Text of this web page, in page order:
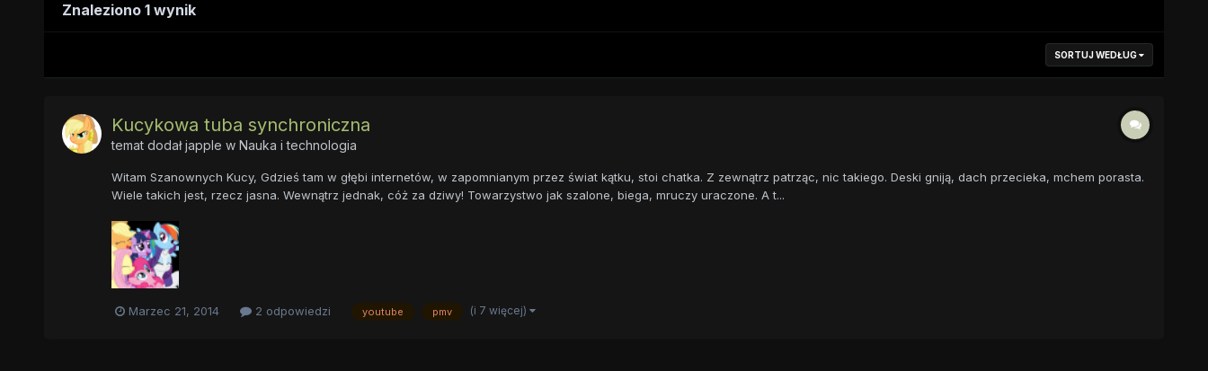
Znaleziono 1 wynik
SORTUJ WEDŁUG
Kucykowa tuba synchroniczna
temat dodałjapple w Nauka i technologia
Witam Szanownych Kucy, Gdzieś tam w głębi internetów, w zapomnianym przez świat kątku, stoi chatka. Z zewnątrz patrząc, nic takiego. Deski gniją, dach przecieka, mchem porasta.
Wiele takich jest, rzecz jasna. Wewnątrz jednak, cóż za dziwy! Towarzystwo jak szalone, biega, mruczy uraczone. A t...
Marzec 21, 2014 2 odpowiedzi youtube pmv (i 7 więcej)